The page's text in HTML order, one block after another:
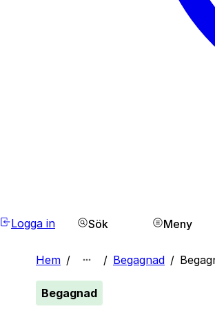
Logga in Sök Meny
Hem / / Begagnad /
Begagnad